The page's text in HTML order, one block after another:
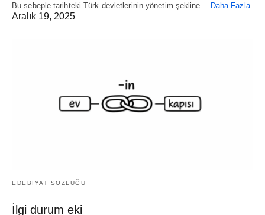
Bu sebeple tarihteki Türk devletlerinin yönetim şekline… Daha Fazla
Aralık 19, 2025
EDEBİYAT SÖZLÜĞÜ
İlgi durum eki